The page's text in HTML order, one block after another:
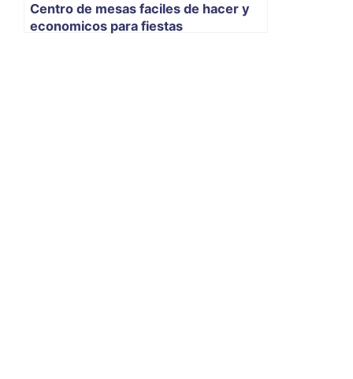
Centro de mesas faciles de hacer y
economicos para fiestas